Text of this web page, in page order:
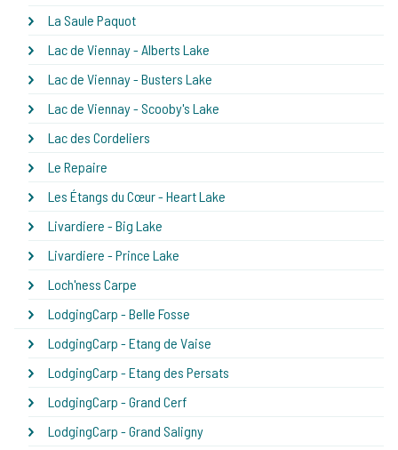
La Saule Paquot
Lac de Viennay - Alberts Lake
Lac de Viennay - Busters Lake
Lac de Viennay - Scooby's Lake
Lac des Cordeliers
Le Repaire
Les Étangs du Cœur - Heart Lake
Livardiere - Big Lake
Livardiere - Prince Lake
Loch'ness Carpe
LodgingCarp - Belle Fosse
LodgingCarp - Etang de Vaise
LodgingCarp - Etang des Persats
LodgingCarp - Grand Cerf
LodgingCarp - Grand Saligny